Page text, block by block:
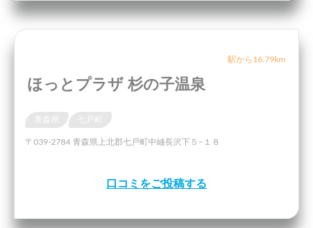
駅から16.79km
ほっとプラザ 杉の子温泉
青森県
〒039-2784 青森県上北郡七戸町中岫長沢下５−１８
口コミをご投稿する